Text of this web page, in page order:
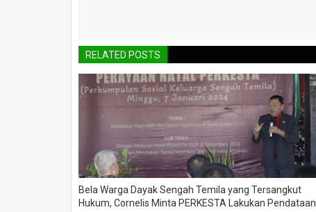
RELATED POSTS
Bela Warga Dayak Sengah Temila yang Tersangkut
Hukum, Cornelis Minta PERKESTA Lakukan Pendataan